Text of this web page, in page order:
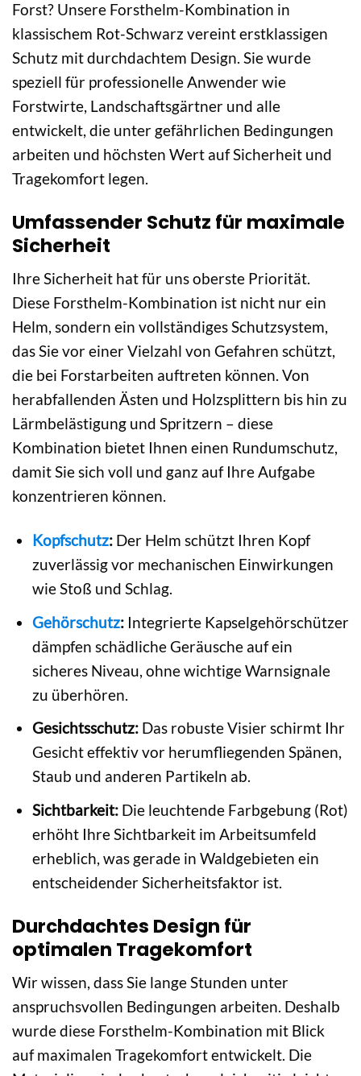
Forst? Unsere Forsthelm-Kombination in
klassischem Rot-Schwarz vereint erstklassigen
Schutz mit durchdachtem Design. Sie wurde
speziell für professionelle Anwender wie
Forstwirte, Landschaftsgärtner und alle
entwickelt, die unter gefährlichen Bedingungen
arbeiten und höchsten Wert auf Sicherheit und
Tragekomfort legen.
Umfassender Schutz für maximale
Sicherheit
Ihre Sicherheit hat für uns oberste Priorität.
Diese Forsthelm-Kombination ist nicht nur ein
Helm, sondern ein vollständiges Schutzsystem,
das Sie vor einer Vielzahl von Gefahren schützt,
die bei Forstarbeiten auftreten können. Von
herabfallenden Ästen und Holzsplittern bis hin zu
Lärmbelästigung und Spritzern – diese
Kombination bietet Ihnen einen Rundumschutz,
damit Sie sich voll und ganz auf Ihre Aufgabe
konzentrieren können.
Kopfschutz:Der Helm schützt Ihren Kopf
zuverlässig vor mechanischen Einwirkungen
wie Stoß und Schlag.
Gehörschutz:Integrierte Kapselgehörschützer
dämpfen schädliche Geräusche auf ein
sicheres Niveau, ohne wichtige Warnsignale
zu überhören.
Gesichtsschutz:Das robuste Visier schirmt Ihr
Gesicht effektiv vor herumfliegenden Spänen,
Staub und anderen Partikeln ab.
Sichtbarkeit:Die leuchtende Farbgebung (Rot)
erhöht Ihre Sichtbarkeit im Arbeitsumfeld
erheblich, was gerade in Waldgebieten ein
entscheidender Sicherheitsfaktor ist.
Durchdachtes Design für
optimalen Tragekomfort
Wir wissen, dass Sie lange Stunden unter
anspruchsvollen Bedingungen arbeiten. Deshalb
wurde diese Forsthelm-Kombination mit Blick
auf maximalen Tragekomfort entwickelt. Die